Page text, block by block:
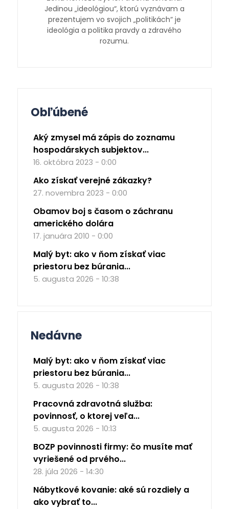
Jedinou „ideológiou“, ktorú vyznávam a
prezentujem vo svojich „politikách“ je
ideológia a politika pravdy a zdravého
rozumu.
Obľúbené
Aký zmysel má zápis do zoznamu
hospodárskych subjektov...
16. októbra 2023 - 0:00
Ako získať verejné zákazky?
27. novembra 2023 - 0:00
Obamov boj s časom o záchranu
amerického dolára
17. januára 2010 - 0:00
Malý byt: ako v ňom získať viac
priestoru bez búrania...
5. augusta 2026 - 10:38
Nedávne
Malý byt: ako v ňom získať viac
priestoru bez búrania...
5. augusta 2026 - 10:38
Pracovná zdravotná služba:
povinnosť, o ktorej veľa...
5. augusta 2026 - 10:13
BOZP povinnosti firmy: čo musíte mať
vyriešené od prvého...
28. júla 2026 - 14:30
Nábytkové kovanie: aké sú rozdiely a
ako vybrať to...